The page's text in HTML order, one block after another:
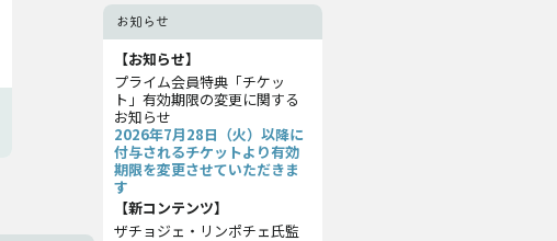
お知らせ
【お知らせ】
プライム会員特典「チケッ
ト」有効期限の変更に関する
お知らせ
2026年7月28日（火）以降に
付与されるチケットより有効
期限を変更させていただきま
す
【新コンテンツ】
ザチョジェ・リンポチェ氏監